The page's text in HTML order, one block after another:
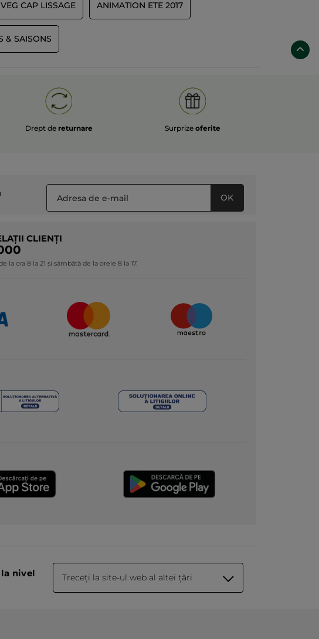
CAP LISSAGE ANIMATION ETE 2017
& SAISONS
Drept de returnare Surprize oferite
OK
CLIENȚI
la ora 8 la 21 și sâmbătă de la orele 8 la 17.
la nivel
Treceți la site-ul web al altei țări